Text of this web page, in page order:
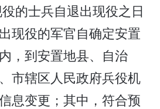
的士兵自退出现役之日
现役的军官自确定安置
，到安置地县、自治
市辖区人民政府兵役机
息变更；其中，符合预